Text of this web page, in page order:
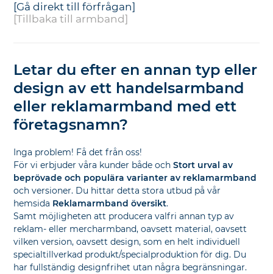
[Gå direkt till förfrågan]
[Tillbaka till armband]
Letar du efter en annan typ eller
design av ett handelsarmband
eller reklamarmband med ett
företagsnamn?
Inga problem! Få det från oss!
För vi erbjuder våra kunder både ochStort urval av
beprövade och populära varianter av reklamarmband
och versioner. Du hittar detta stora utbud på vår
hemsida Reklamarmband översikt.
Samt möjligheten att producera valfri annan typ av
reklam- eller mercharmband, oavsett material, oavsett
vilken version, oavsett design, som en helt individuell
specialtillverkad produkt/specialproduktion för dig. Du
har fullständig designfrihet utan några begränsningar.